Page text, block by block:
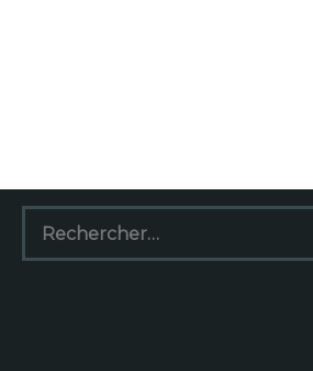
Rechercher :